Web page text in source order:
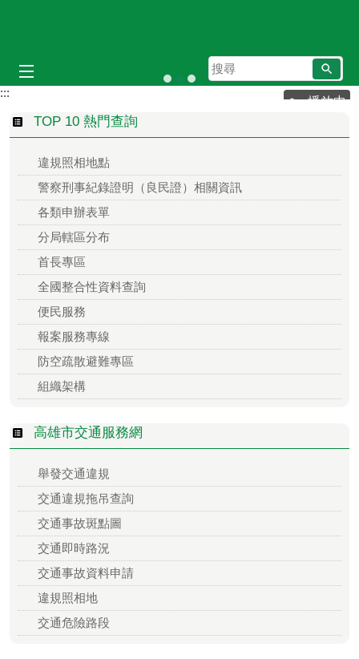
搜
尋
播放中
:::
TOP 10 熱門查詢
違規照相地點
警察刑事紀錄證明（良民證）相關資訊
各類申辦表單
分局轄區分布
首長專區
全國整合性資料查詢
便民服務
報案服務專線
防空疏散避難專區
組織架構
高雄市交通服務網
舉發交通違規
交通違規拖吊查詢
交通事故斑點圖
交通即時路況
交通事故資料申請
違規照相地
交通危險路段